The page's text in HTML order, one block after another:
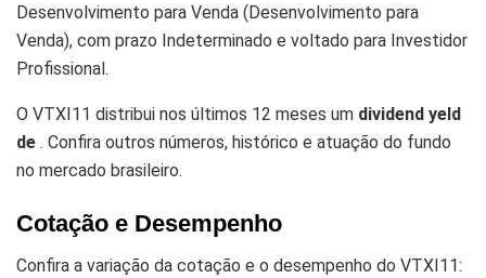
Desenvolvimento para Venda (Desenvolvimento para
Venda), com prazo Indeterminado e voltado para Investidor
Profissional.
O VTXI11 distribui nos últimos 12 meses um dividend yeld
de . Confira outros números, histórico e atuação do fundo
no mercado brasileiro.
Cotação e Desempenho
Confira a variação da cotação e o desempenho do VTXI11: